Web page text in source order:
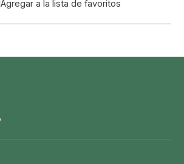
Agregar a la lista de favoritos